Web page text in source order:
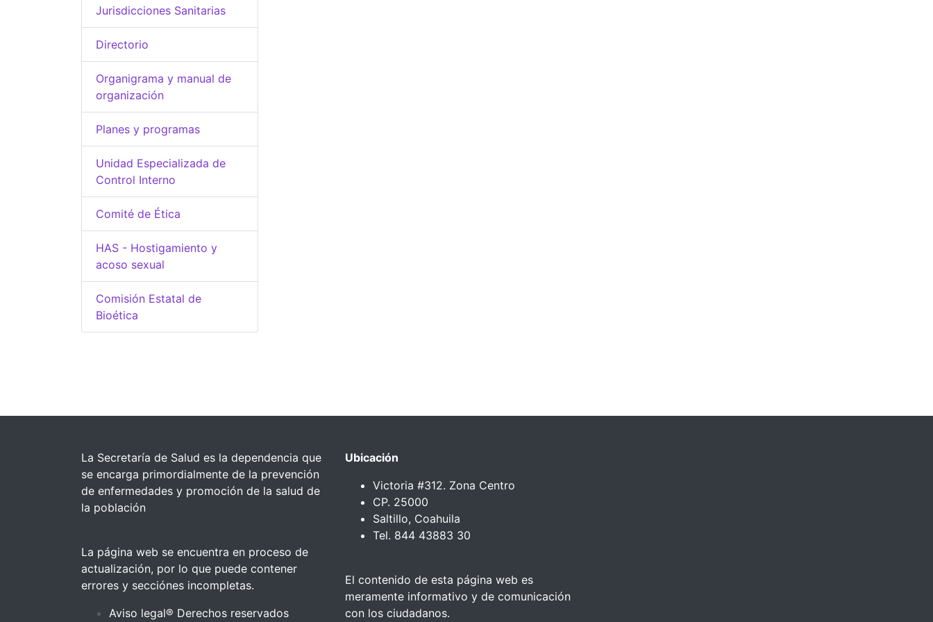
Jurisdicciones Sanitarias
Directorio
Organigrama y manual de
organización
Planes y programas
Unidad Especializada de
Control Interno
Comité de Ética
HAS - Hostigamiento y
acoso sexual
Comisión Estatal de
Bioética
La Secretaría de Salud es la dependencia que
se encarga primordialmente de la prevención
de enfermedades y promoción de la salud de
la población
La página web se encuentra en proceso de
actualización, por lo que puede contener
errores y secciónes incompletas.
Aviso legal® Derechos reservados
Ubicación
Victoria #312. Zona Centro
CP. 25000
Saltillo, Coahuila
Tel. 844 43883 30
El contenido de esta página web es
meramente informativo y de comunicación
con los ciudadanos.